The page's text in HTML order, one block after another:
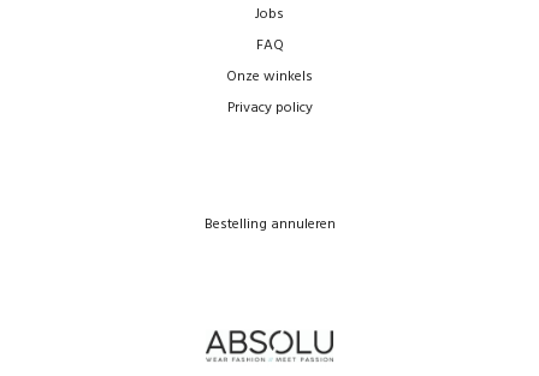
Jobs
FAQ
Onze winkels
Privacy policy
Bestelling annuleren